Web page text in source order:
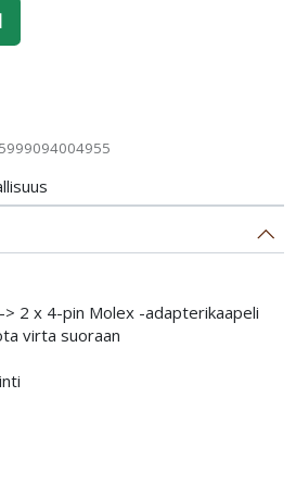
5999094004955
2 x 4-pin Molex -adapterikaapeli
virta suoraan